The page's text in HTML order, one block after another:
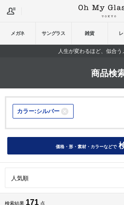
メガネ サングラス 雑貨
人生が変わるほど、似合う
商品検
カラー:シルバー
価格・形・素材・カラーなどで
検索結果 171 点